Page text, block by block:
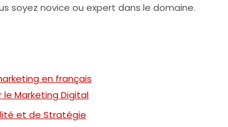
soyez novice ou expert dans le domaine.
en français
le Marketing Digital
et de Stratégie